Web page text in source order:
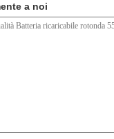
a noi